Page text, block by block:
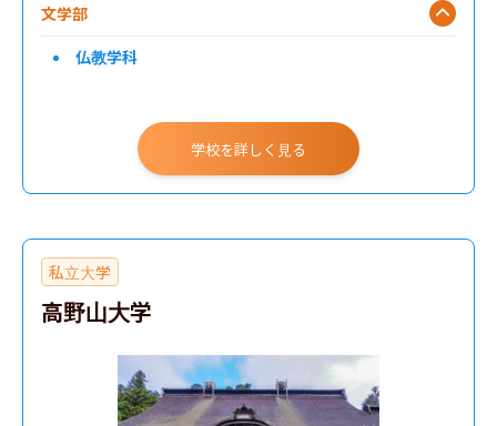
文学部
仏教学科
学校を詳しく見る
私立大学
高野山大学